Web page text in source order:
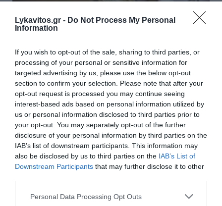
Lykavitos.gr - Do Not Process My Personal
Information
If you wish to opt-out of the sale, sharing to third parties, or
processing of your personal or sensitive information for
targeted advertising by us, please use the below opt-out
section to confirm your selection. Please note that after your
opt-out request is processed you may continue seeing
interest-based ads based on personal information utilized by
us or personal information disclosed to third parties prior to
your opt-out. You may separately opt-out of the further
disclosure of your personal information by third parties on the
IAB’s list of downstream participants. This information may
also be disclosed by us to third parties on the IAB’s List of
Downstream Participants that may further disclose it to other
Please note that this website/app uses one or more Google
Personal Data Processing Opt Outs
ΣΥΡΙΖΑ: Αποχώρηση της Μαρίας
Ρεπούση με αιχμές για το
πολιτικό σχέδιο της νέας ηγεσίας
Την αποχώρησή της από τον ΣΥΡΙΖΑ-Προοδευτική
πανεπιστημιακός Μαρία Ρεπούση, με επιστολή που